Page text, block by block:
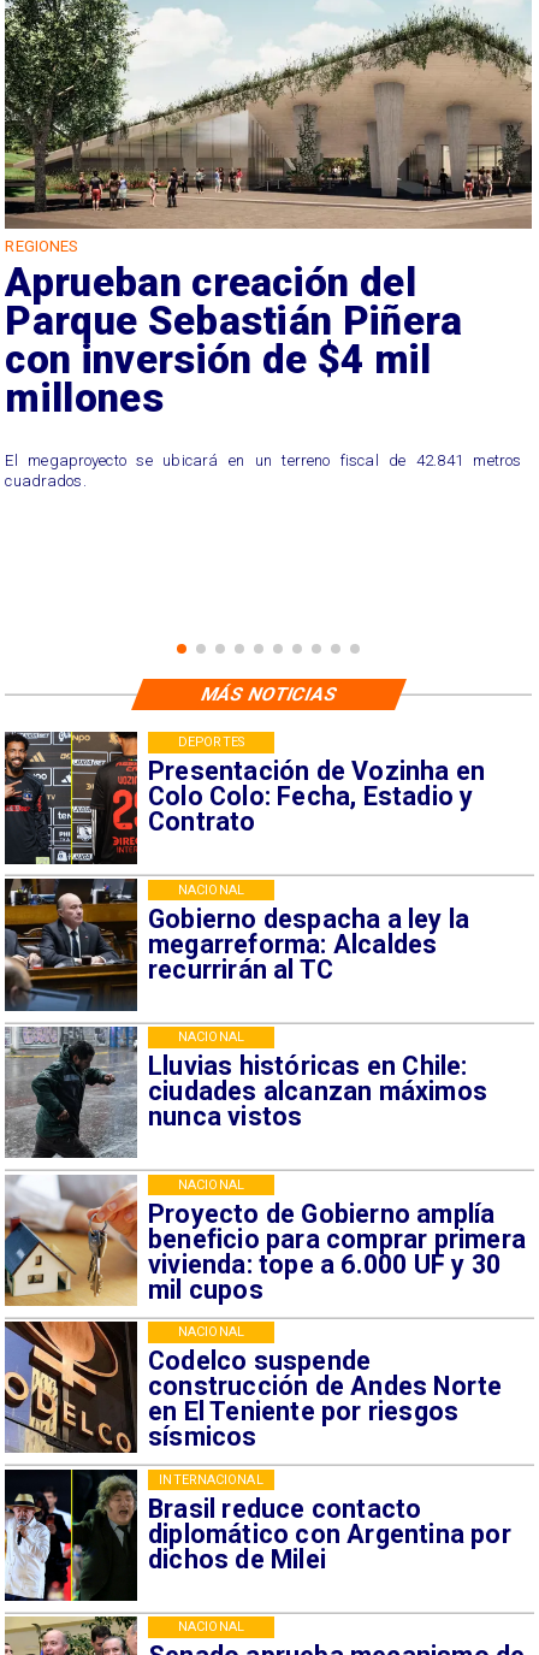
REGIONES
Aprueban creación del
Parque Sebastián Piñera
con inversión de $4 mil
millones
El megaproyecto se ubicará en un terreno fiscal de 42.841 metros
cuadrados.
Presentación de Vozinha en
Colo Colo: Fecha, Estadio y
Contrato
DEPORTES
Gobierno despacha a ley la
megarreforma: Alcaldes
recurrirán al TC
NACIONAL
Lluvias históricas en Chile:
ciudades alcanzan máximos
nunca vistos
NACIONAL
Proyecto de Gobierno amplía
beneficio para comprar primera
vivienda: tope a 6.000 UF y 30
mil cupos
NACIONAL
Codelco suspende
construcción de Andes Norte
en El Teniente por riesgos
sísmicos
NACIONAL
Brasil reduce contacto
diplomático con Argentina por
dichos de Milei
INTERNACIONAL
NACIONAL
MÁS NOTICIAS